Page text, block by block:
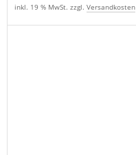
inkl. 19 % MwSt. zzgl. Versandkosten